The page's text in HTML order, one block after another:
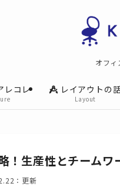
オフィ
レコレ レイアウトの
Layout
！生産性とチームワ